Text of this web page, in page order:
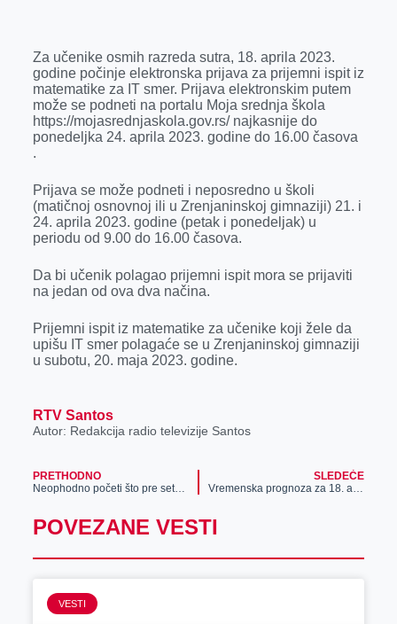
b
o
o
k
e
n
g
e
e
d
I
n
r
s
A
p
p
l
Za učenike osmih razreda sutra, 18. aprila 2023.
godine počinje elektronska prijava za prijemni ispit iz
matematike za IT smer. Prijava elektronskim putem
može se podneti na portalu Moja srednja škola
https://mojasrednjaskola.gov.rs/ najkasnije do
ponedeljka 24. aprila 2023. godine do 16.00 časova
.
Prijava se može podneti i neposredno u školi
(matičnoj osnovnoj ili u Zrenjaninskoj gimnaziji) 21. i
24. aprila 2023. godine (petak i ponedeljak) u
periodu od 9.00 do 16.00 časova.
Da bi učenik polagao prijemni ispit mora se prijaviti
na jedan od ova dva načina.
Prijemni ispit iz matematike za učenike koji žele da
upišu IT smer polagaće se u Zrenjaninskoj gimnaziji
u subotu, 20. maja 2023. godine.
RTV Santos
Autor: Redakcija radio televizije Santos
PRETHODNO
Neophodno početi što pre setvu kukuruza zbog razvoja biljaka
SLEDEĆE
Vremenska prognoza za 18. april
POVEZANE VESTI
VESTI